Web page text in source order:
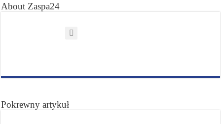
About Zaspa24
Pokrewny artykuł